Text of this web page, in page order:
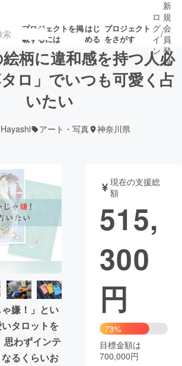
プロジェクトを掲
載するには
はじ
める
プロジェクト
をさがす
注目の新着プロ募集終了が近いプ
ジー・ガジェット
画 書籍・雑誌
・起業 チャレンジ
り・地域活性化
Social Good
CAMPFIRE Creation
ふるさと納税machi-ya コミュニティ
ロ
グ
イ
ン
/
新
規
会
員
登
録
柄に違和感を持つ人必
ロ」でいつも可愛く占
いたい
アート・写真 神奈川県
ゃ嫌！」とい
タロットを
思わずインテ
るくらいお
現在の支援総
額
515,
300
円
73%
目標金額は
700,000円